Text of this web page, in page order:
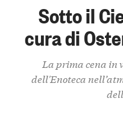
Sotto il
cura di
La prima cena in
dell'Enoteca